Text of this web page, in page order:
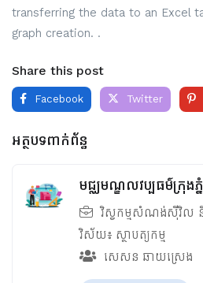
transferring the data to an Excel
graph creation. .
Share this post
Facebook Twitter
អត្ថបទពាក់ព័ន្ធ
មជ្ឈមណ្ឌលវប្បធម៌ក្រុង
វិស្វកម្មសំណង់ស៊ីវិល និ
វិស័យ៖ ស្ថាបត្យកម្ម
សេសន ឆាយស្រេង